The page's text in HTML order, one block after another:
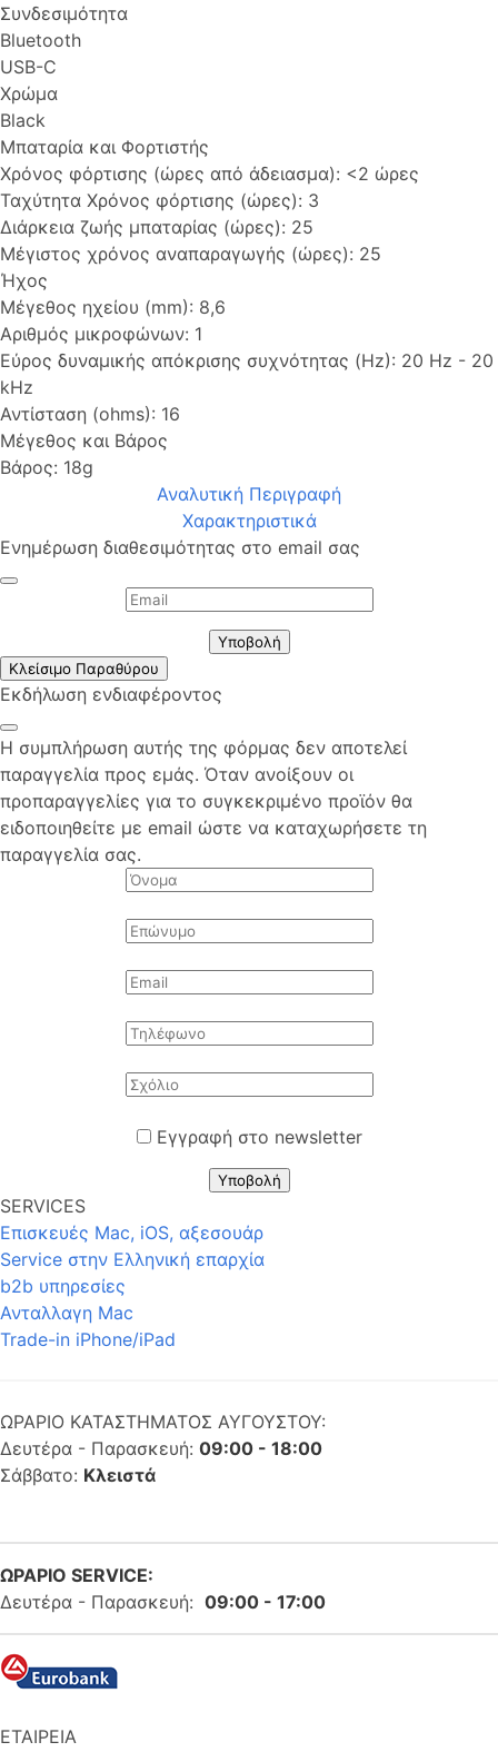
Συνδεσιμότητα
Bluetooth
USB-C
Χρώμα
Black
Μπαταρία και Φορτιστής
Χρόνος φόρτισης (ώρες από άδειασμα): <2 ώρες
Ταχύτητα Χρόνος φόρτισης (ώρες): 3
Διάρκεια ζωής μπαταρίας (ώρες): 25
Μέγιστος χρόνος αναπαραγωγής (ώρες): 25
Ήχος
Μέγεθος ηχείου (mm): 8,6
Αριθμός μικροφώνων: 1
Εύρος δυναμικής απόκρισης συχνότητας (Hz): 20 Hz - 20
kHz
Αντίσταση (ohms): 16
Μέγεθος και Βάρος
Βάρος: 18g
Αναλυτική Περιγραφή
Χαρακτηριστικά
Ενημέρωση διαθεσιμότητας στο email σας
Υποβολή
Κλείσιμο Παραθύρου
Εκδήλωση ενδιαφέροντος
Η συμπλήρωση αυτής της φόρμας δεν αποτελεί
παραγγελία προς εμάς. Όταν ανοίξουν οι
προπαραγγελίες για το συγκεκριμένο προϊόν θα
ειδοποιηθείτε με email ώστε να καταχωρήσετε τη
παραγγελία σας.
Εγγραφή στο newsletter
Υποβολή
SERVICES
Επισκευές Mac, iOS, αξεσουάρ
Service στην Eλληνική επαρχία
b2b υπηρεσίες
Ανταλλαγη Mac
Trade-in iPhone/iPad
ΩΡΑΡΙΟ ΚΑΤΑΣΤΗΜΑΤΟΣ ΑΥΓΟΥΣΤΟΥ:
Δευτέρα - Παρασκευή: 09:00 - 18:00
Σάββατο: Κλειστά
ΩΡΑΡΙΟ SERVICE:
Δευτέρα - Παρασκευή: 09:00 - 17:00
ΕΤΑΙΡΕΙΑ